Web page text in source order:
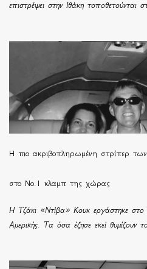
επιστρέψει στην Ιθάκη τοποθετούνται
H πιο ακριβοπληρωμένη στρίπερ
στο Νο.1 κλαμπ της χώρας
Η Τζάκι «Ντίβα» Κουκ εργάστηκε στο
Αμερικής. Τα όσα έζησε εκεί θυμίζουν